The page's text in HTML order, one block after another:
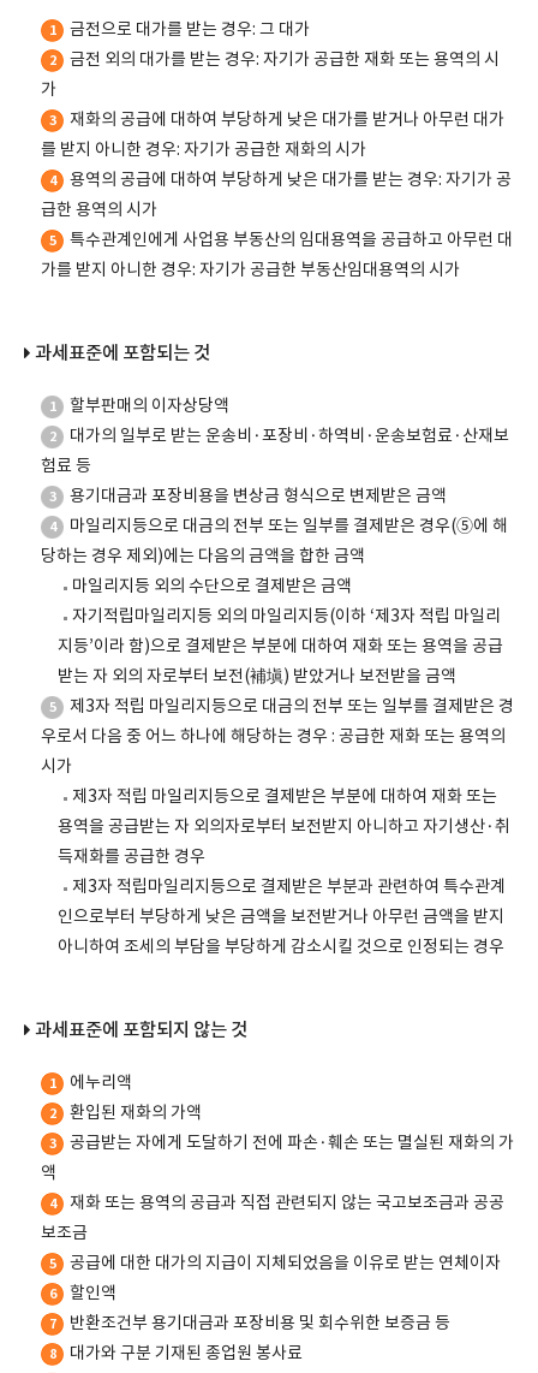
1 금전으로 대가를 받는 경우: 그 대가
2
금전 외의 대가를 받는 경우: 자기가 공급한 재화 또는 용역의 시
가
3
재화의 공급에 대하여 부당하게 낮은 대가를 받거나 아무런 대가
를 받지 아니한 경우: 자기가 공급한 재화의 시가
4
용역의 공급에 대하여 부당하게 낮은 대가를 받는 경우: 자기가 공
급한 용역의 시가
5
특수관계인에게 사업용 부동산의 임대용역을 공급하고 아무런 대
가를 받지 아니한 경우: 자기가 공급한 부동산임대용역의 시가
과세표준에 포함되는 것
1 할부판매의 이자상당액
2
대가의 일부로 받는 운송비·포장비·하역비·운송보험료·산재보
험료 등
3 용기대금과 포장비용을 변상금 형식으로 변제받은 금액
4
마일리지등으로 대금의 전부 또는 일부를 결제받은 경우(⑤에 해
당하는 경우 제외)에는 다음의 금액을 합한 금액
마일리지등 외의 수단으로 결제받은 금액
자기적립마일리지등 외의 마일리지등(이하 ‘제3자 적립 마일리
지등’이라 함)으로 결제받은 부분에 대하여 재화 또는 용역을 공급
받는 자 외의 자로부터 보전(補塡) 받았거나 보전받을 금액
5
제3자 적립 마일리지등으로 대금의 전부 또는 일부를 결제받은 경
우로서 다음 중 어느 하나에 해당하는 경우 : 공급한 재화 또는 용역의
시가
제3자 적립 마일리지등으로 결제받은 부분에 대하여 재화 또는
용역을 공급받는 자 외의자로부터 보전받지 아니하고 자기생산·취
득재화를 공급한 경우
제3자 적립마일리지등으로 결제받은 부분과 관련하여 특수관계
인으로부터 부당하게 낮은 금액을 보전받거나 아무런 금액을 받지
아니하여 조세의 부담을 부당하게 감소시킬 것으로 인정되는 경우
과세표준에 포함되지 않는 것
1 에누리액
2 환입된 재화의 가액
3
공급받는 자에게 도달하기 전에 파손·훼손 또는 멸실된 재화의 가
액
4
재화 또는 용역의 공급과 직접 관련되지 않는 국고보조금과 공공
보조금
5 공급에 대한 대가의 지급이 지체되었음을 이유로 받는 연체이자
6 할인액
7 반환조건부 용기대금과 포장비용 및 회수위한 보증금 등
8 대가와 구분 기재된 종업원 봉사료